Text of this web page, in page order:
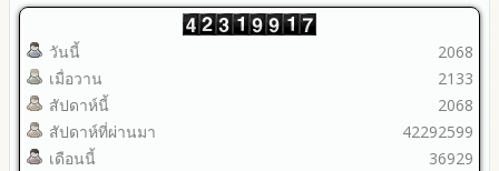
วันนี้
เมื่อวาน
สัปดาห์นี้
สัปดาห์ที่ผ่านมา
เดือนนี้
2068
2133
2068
42292599
36929